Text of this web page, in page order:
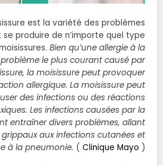
est la variété des problèmes
produire de n’importe quel type
Bien qu’une allergie à la
le plus courant causé par
la moisissure peut provoquer
allergique. La moisissure peut
des infections ou des réactions
Les infections causées par la
entraîner divers problèmes, allant
aux infections cutanées et
à la pneumonie. ( Clinique Mayo )